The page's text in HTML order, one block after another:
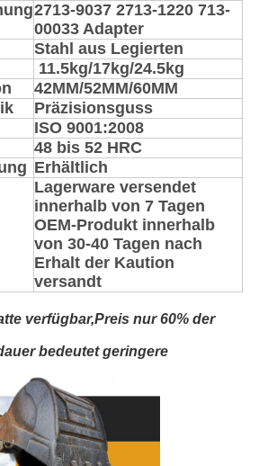
2713-9037 2713-1220 713-
00033 Adapter
Stahl aus Legierten
11.5kg/17kg/24.5kg
42MM/52MM/60MM
Präzisionsguss
ISO 9001:2008
48 bis 52 HRC
Erhältlich
Lagerware versendet
innerhalb von 7 Tagen
OEM-Produkt innerhalb
von 30-40 Tagen nach
Erhalt der Kaution
versandt
verfügbar,Preis nur 60% der
bedeutet geringere